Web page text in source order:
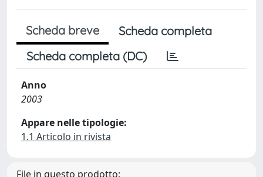
Scheda breve
Scheda completa
Scheda completa (DC)
Anno
2003
Appare nelle tipologie:
1.1 Articolo in rivista
File in questo prodotto: